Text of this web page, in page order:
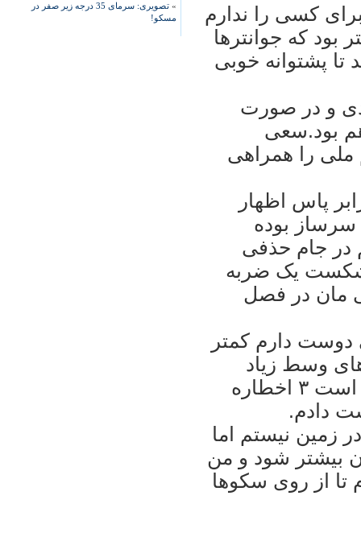
»
تصویری: سرمای 35 درجه زیر صفر در
مسکو!
کسی را ندارم
بود که جوانترها
تا پشتوانه خوبی
و در صورت
بود.سعی
ملی را همراهی
پاس اظهار
بوده
در جام حذفی
شکست يک ضربه
مان در فصل
دارم کمتر
وسط زياد
درگير می‌شوند و خيلی از آنها ناخواسته است ۳ اخطاره
دادم.
زمين نيستم اما
بيشتر شود و من
تا از روی سکوها